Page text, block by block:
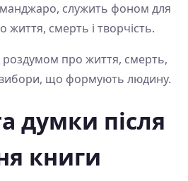
служить фоном для
життя, смерть і творчість.
роздумом про життя, смерть,
вибори, що формують людину.
думки після
книги